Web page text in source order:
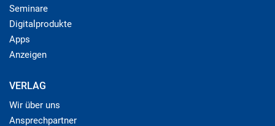
Seminare
Digitalprodukte
Apps
Anzeigen
VERLAG
Wir über uns
Ansprechpartner